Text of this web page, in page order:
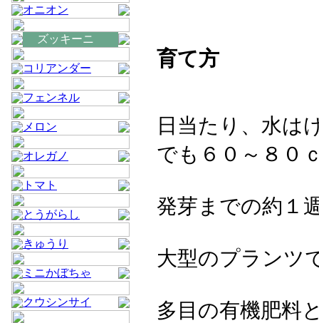
オニオン
ズッキーニ
コリアンダー
フェンネル
メロン
オレガノ
トマト
とうがらし
きゅうり
ミニかぼちゃ
クウシンサイ
育て方
日当たり、水は
でも６０～８０
発芽までの約１
大型のプランツ
多目の有機肥料